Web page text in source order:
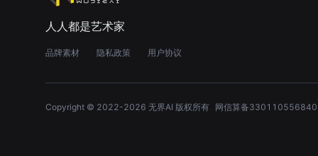
人人都是艺术家
品牌素材 隐私政策 用户协议
Copyright © 2022-2026 无界AI 版权所有 网信算备